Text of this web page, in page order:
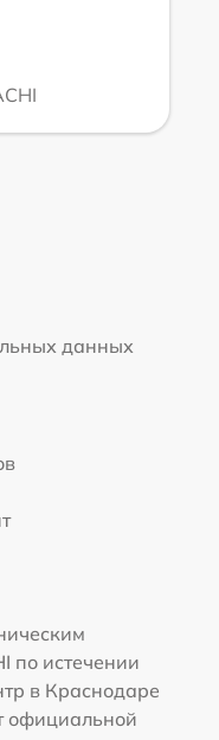
данных
по истечении
в Краснодаре
официальной